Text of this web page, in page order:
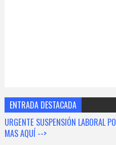
ENTRADA DESTACADA
URGENTE SUSPENSIÓN LABORAL
MAS AQUÍ -->